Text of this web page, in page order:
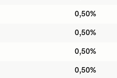
0,50%
0,50%
0,50%
0,50%